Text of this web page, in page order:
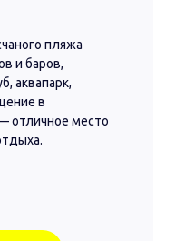
пляжа
и баров,
аквапарк,
в
отличное место